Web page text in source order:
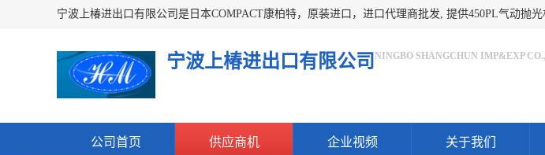
宁波上椿进出口有限公司 NINGBO SHANGCHUN IMP&EXP
公司首页 供应商机 企业视频 关于我们